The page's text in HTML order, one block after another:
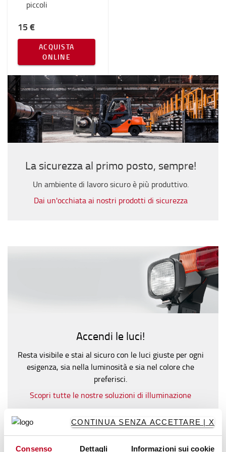
CONTINUA SENZA ACCETTARE | X
Consenso Dettagli Informazioni sui cookie
piccoli
15 €
ACQUISTA
ONLINE
La sicurezza al primo posto, sempre!
Un ambiente di lavoro sicuro è più produttivo.
Dai un'occhiata ai nostri prodotti di sicurezza
Accendi le luci!
Resta visibile e stai al sicuro con le luci giuste per ogni
esigenza, sia nella luminosità e sia nel colore che
preferisci.
Scopri tutte le nostre soluzioni di illuminazione